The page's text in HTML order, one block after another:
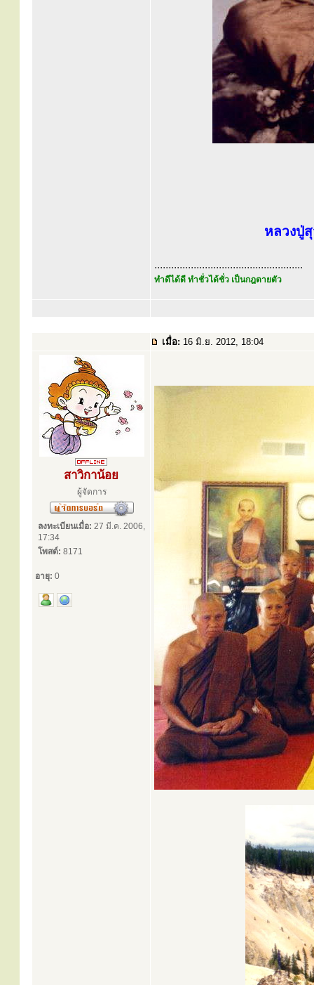
หลวงปู่
.....................................................
ทำดีได้ดี ทำชั่วได้ชั่ว เป็นกฎตายตัว
เมื่อ: 16 มิ.ย. 2012, 18:04
สาวิกาน้อย
ผู้จัดการ
ลงทะเบียนเมื่อ: 27 มี.ค. 2006,
17:34
โพสต์: 8171
อายุ: 0